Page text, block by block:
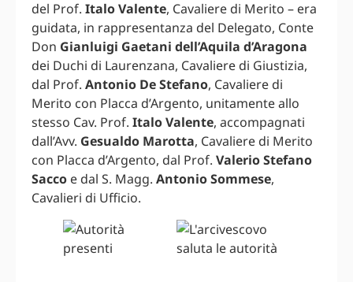
del Prof. Italo Valente, Cavaliere di Merito – era
guidata, in rappresentanza del Delegato, Conte
Don Gianluigi Gaetani dell’Aquila d’Aragona
dei Duchi di Laurenzana, Cavaliere di Giustizia,
dal Prof. Antonio De Stefano, Cavaliere di
Merito con Placca d’Argento, unitamente allo
stesso Cav. Prof. Italo Valente, accompagnati
dall’Avv. Gesualdo Marotta, Cavaliere di Merito
con Placca d’Argento, dal Prof. Valerio Stefano
Sacco e dal S. Magg. Antonio Sommese,
Cavalieri di Ufficio.